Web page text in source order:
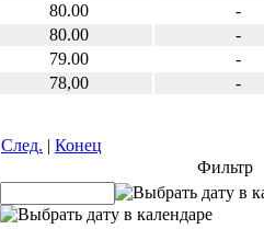
80.00
-
80.00
-
79.00
-
78,00 -
След. | Конец
Фильтр